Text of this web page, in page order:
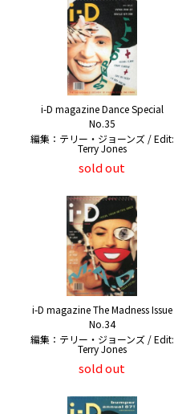
i-D magazine Dance Special
No.35
編集：テリー・ジョーンズ / Edit:
Terry Jones
sold out
i-D magazine The Madness Issue
No.34
編集：テリー・ジョーンズ / Edit:
Terry Jones
sold out